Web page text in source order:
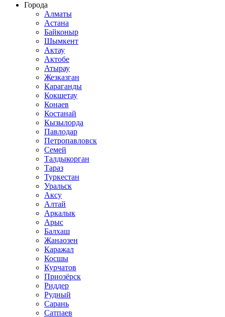
Города
Алматы
Астана
Байконыр
Шымкент
Актау
Актобе
Атырау
Жезказган
Караганды
Кокшетау
Конаев
Костанай
Кызылорда
Павлодар
Петропавловск
Семей
Талдыкорган
Тараз
Туркестан
Уральск
Аксу
Алтай
Аркалык
Арыс
Балхаш
Жанаозен
Каражал
Косшы
Курчатов
Приозёрск
Риддер
Рудный
Сарань
Сатпаев